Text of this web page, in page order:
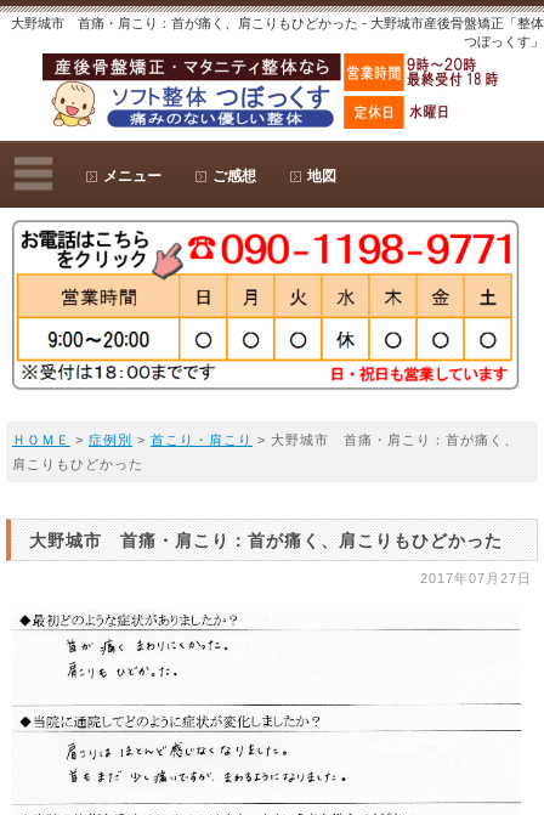
大野城市 首痛・肩こり：首が痛く、肩こりもひどかった - 大野城市産後骨盤矯正「整体
つぼっくす」
メニュー ご感想 地図
ＨＯＭＥ > 症例別 > 首こり・肩こり > 大野城市 首痛・肩こり：首が痛く、
肩こりもひどかった
大野城市 首痛・肩こり：首が痛く、肩こりもひどかった
2017年07月27日